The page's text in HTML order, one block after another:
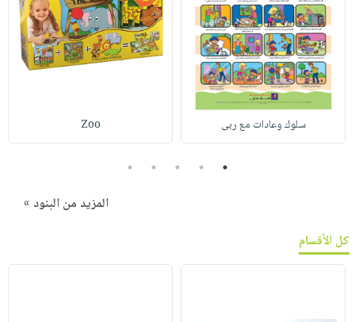
سلوك وعادات مع ربى Zoo
1
2
3
4
5
المزيد من البنود »
كل الأقسام